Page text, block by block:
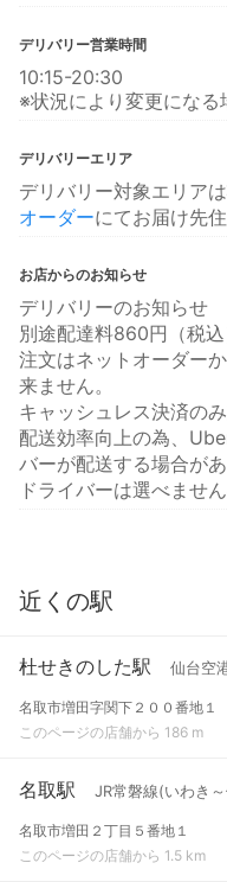
デリバリー営業時間
10:15-20:30
※状況により変更になる
デリバリーエリア
デリバリー対象エリア
オーダーにてお届け先
お店からのお知らせ
デリバリーのお知らせ
別途配達料860円（税込
注文はネットオーダー
来ません。
キャッシュレス決済の
配送効率向上の為、
バーが配送する場合があ
ドライバーは選べませ
近くの駅
杜せきのした駅 仙台空
名取市増田字関下２００番地１
このページの店舗から 186 m
名取駅 JR常磐線(いわき
名取市増田２丁目５番地１
このページの店舗から 1.5 km